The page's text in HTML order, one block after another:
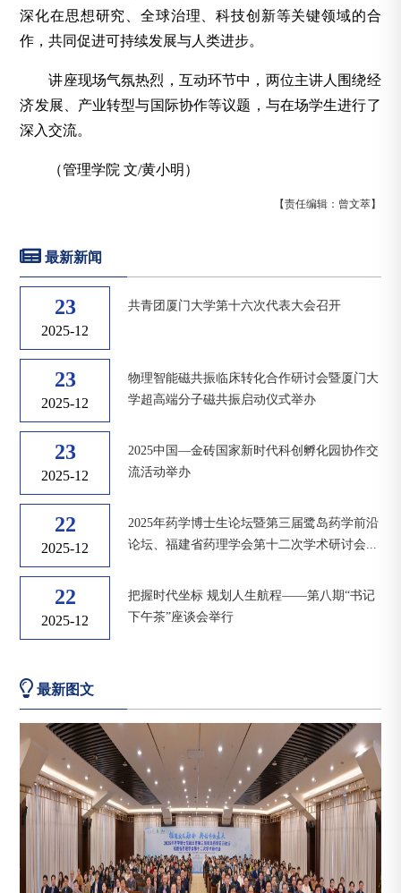
深化在思想研究、全球治理、科技创新等关键领域的合
作，共同促进可持续发展与人类进步。
讲座现场气氛热烈，互动环节中，两位主讲人围绕经
济发展、产业转型与国际协作等议题，与在场学生进行了
深入交流。
（管理学院 文/黄小明）
【责任编辑：曾文萃】
最新新闻
23
2025-12
共青团厦门大学第十六次代表大会召开
23
2025-12
物理智能磁共振临床转化合作研讨会暨厦门大
学超高端分子磁共振启动仪式举办
23
2025-12
2025中国—金砖国家新时代科创孵化园协作交
流活动举办
22
2025-12
2025年药学博士生论坛暨第三届鹭岛药学前沿
论坛、福建省药理学会第十二次学术研讨会...
22
2025-12
把握时代坐标 规划人生航程——第八期“书记
下午茶”座谈会举行
最新图文